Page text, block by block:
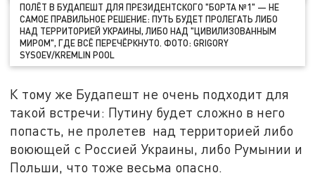
ПОЛЁТ В БУДАПЕШТ ДЛЯ ПРЕЗИДЕНТСКОГО "БОРТА №1" — НЕ
САМОЕ ПРАВИЛЬНОЕ РЕШЕНИЕ: ПУТЬ БУДЕТ ПРОЛЕГАТЬ ЛИБО
НАД ТЕРРИТОРИЕЙ УКРАИНЫ, ЛИБО НАД "ЦИВИЛИЗОВАННЫМ
МИРОМ", ГДЕ ВСЁ ПЕРЕЧЁРКНУТО. ФОТО: GRIGORY
SYSOEV/KREMLIN POOL
К тому же Будапешт не очень подходит для
такой встречи: Путину будет сложно в него
попасть, не пролетев над территорией либо
воюющей с Россией Украины, либо Румынии и
Польши, что тоже весьма опасно.